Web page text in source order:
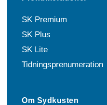
SK Premium
SK Plus
SK Lite
Tidningsprenumeration
Om Sydkusten